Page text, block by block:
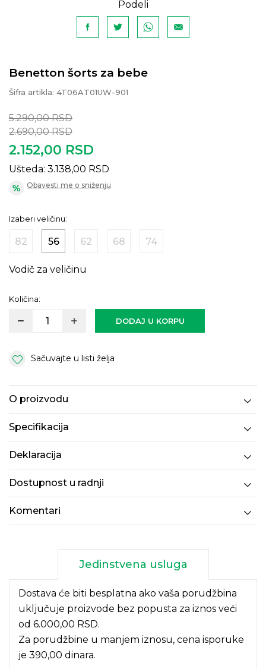
Podeli
Benetton šorts za bebe
Šifra artikla: 4T06AT01UW-901
5.290,00 RSD
2.690,00 RSD
2.152,00 RSD
Ušteda: 3.138,00 RSD
Obavesti me o sniženju
Izaberi veličinu:
82 56 62 68 74
Vodič za veličinu
Količina:
DODAJ U KORPU
Sačuvajte u listi želja
O proizvodu
Specifikacija
Deklaracija
Dostupnost u radnji
Komentari
Jedinstvena usluga
Dostava će biti besplatna ako vaša porudžbina
uključuje proizvode bez popusta za iznos veći
od 6.000,00 RSD.
Za porudžbine u manjem iznosu, cena isporuke
je 390,00 dinara.